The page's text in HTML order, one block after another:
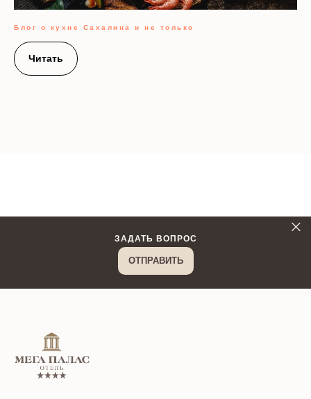
Блог о кухне Сахалина и не только
Читать
ЗАДАТЬ ВОПРОС
ОТПРАВИТЬ